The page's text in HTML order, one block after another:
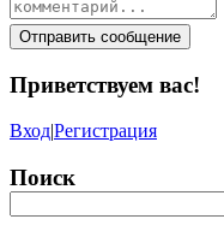
Отправить сообщение
Приветствуем вас!
Вход|Регистрация
Поиск